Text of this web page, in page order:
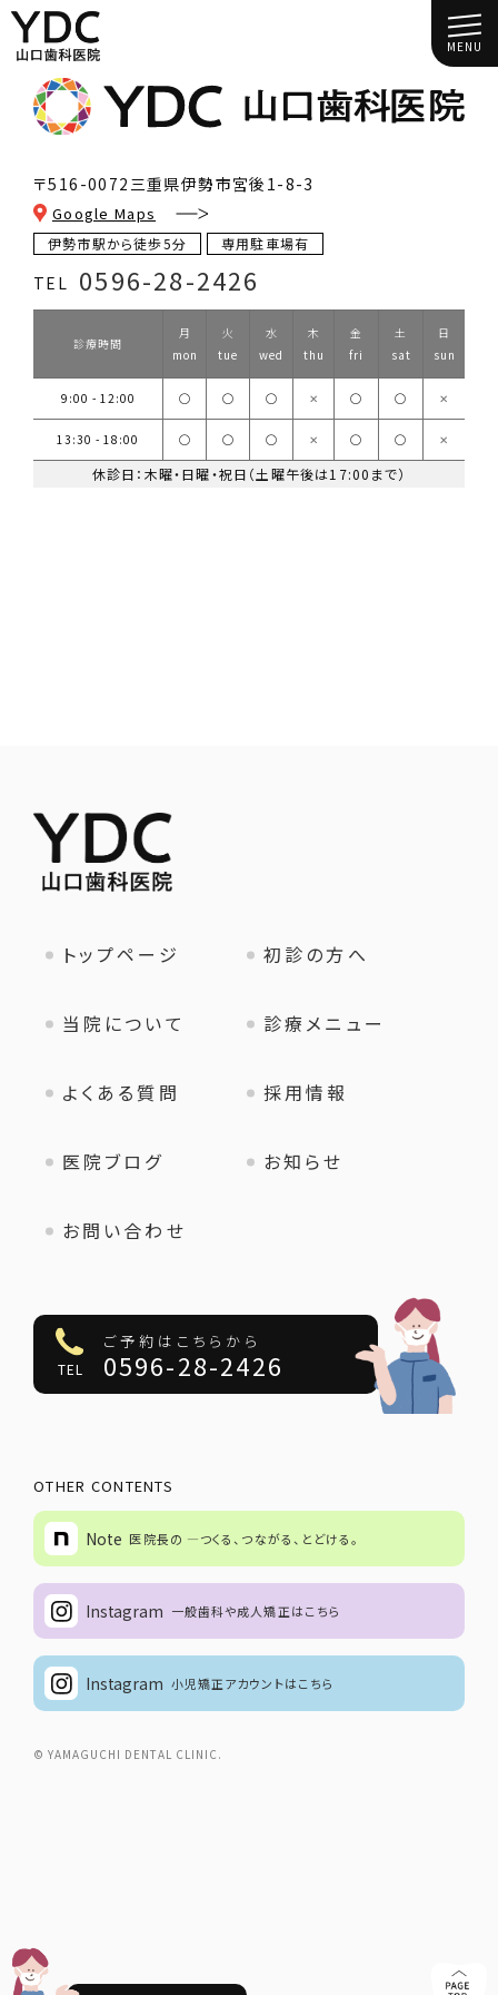
MENU
〒516-0072 三重県伊勢市宮後1-8-3
Google Maps
伊勢市駅から徒歩5分 専用駐車場有
TEL 0596-28-2426
診療時間
月
mon
火
tue
水
wed
木
thu
金
fri
土
sat
日
sun
9:00 - 12:00 ◯ ◯ ◯ ✕ ◯ ◯ ✕
13:30 - 18:00 ◯ ◯ ◯ ✕ ◯ ◯ ✕
休診日：木曜・日曜・祝日（土曜午後は17:00まで）
トップページ 初診の方へ
当院について 診療メニュー
よくある質問 採用情報
医院ブログ お知らせ
お問い合わせ
ご予約はこちらから
TEL 0596-28-2426
OTHER CONTENTS
Note 医院長の ―つくる、つながる、とどける。
Instagram 一般歯科や成人矯正はこちら
Instagram 小児矯正アカウントはこちら
© YAMAGUCHI DENTAL CLINIC.